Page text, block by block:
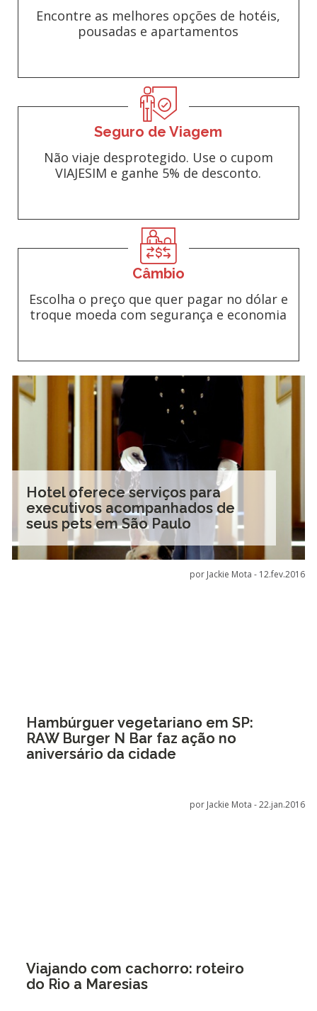
Encontre as melhores opções de hotéis,
pousadas e apartamentos
Seguro de Viagem
Não viaje desprotegido. Use o cupom
VIAJESIM e ganhe 5% de desconto.
Câmbio
Escolha o preço que quer pagar no dólar e
troque moeda com segurança e economia
Hotel oferece serviços para
executivos acompanhados de
seus pets em São Paulo
por Jackie Mota - 12.fev.2016
Hambúrguer vegetariano em SP:
RAW Burger N Bar faz ação no
aniversário da cidade
por Jackie Mota -22.jan.2016
Viajando com cachorro: roteiro
do Rio a Maresias